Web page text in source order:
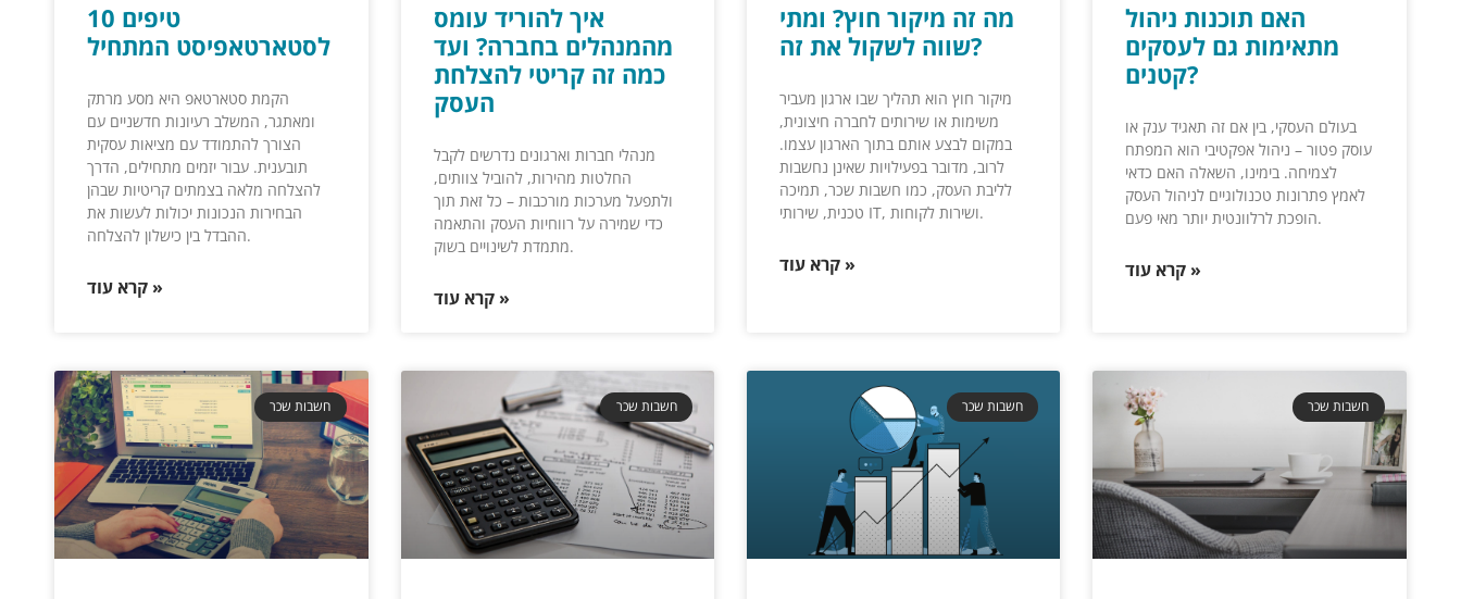
10 טיפים
לסטארטאפיסט המתחיל
הקמת סטארטאפ היא מסע מרתק
ומאתגר, המשלב רעיונות חדשניים עם
הצורך להתמודד עם מציאות עסקית
תובענית. עבור יזמים מתחילים, הדרך
להצלחה מלאה בצמתים קריטיות שבהן
הבחירות הנכונות יכולות לעשות את
ההבדל בין כישלון להצלחה.
קרא עוד »
איך להוריד עומס
מהמנהלים בחברה? ועד
כמה זה קריטי להצלחת
העסק
מנהלי חברות וארגונים נדרשים לקבל
החלטות מהירות, להוביל צוותים,
ולתפעל מערכות מורכבות – כל זאת תוך
כדי שמירה על רווחיות העסק והתאמה
מתמדת לשינויים בשוק.
קרא עוד »
מה זה מיקור חוץ? ומתי
שווה לשקול את זה?
מיקור חוץ הוא תהליך שבו ארגון מעביר
משימות או שירותים לחברה חיצונית,
במקום לבצע אותם בתוך הארגון עצמו.
לרוב, מדובר בפעילויות שאינן נחשבות
לליבת העסק, כמו חשבות שכר, תמיכה
טכנית, שירותי IT, ושירות לקוחות.
קרא עוד »
האם תוכנות ניהול
מתאימות גם לעסקים
קטנים?
בעולם העסקי, בין אם זה תאגיד ענק או
עוסק פטור – ניהול אפקטיבי הוא המפתח
לצמיחה. בימינו, השאלה האם כדאי
לאמץ פתרונות טכנולוגיים לניהול העסק
הופכת לרלוונטית יותר מאי פעם.
קרא עוד »
חשבות שכר חשבות שכר חשבות שכר חשבות שכר